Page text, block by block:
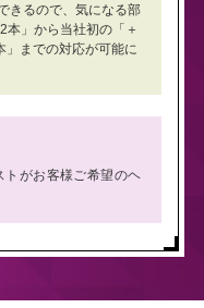
きるので、気になる部
本」から当社初の「＋
」までの対応が可能に
がお客様ご希望のヘ